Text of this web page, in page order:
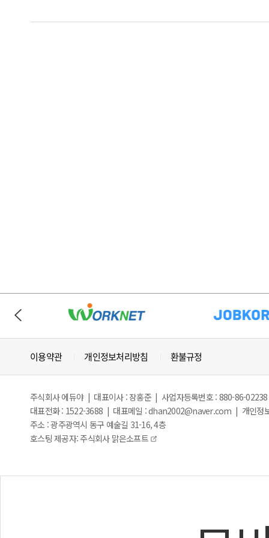
이용약관 개인정보처리방침 환불규정
주식회사 에듀야 | 대표이사 : 장홍준 | 사업자등록번호 : 880-86-
대표전화 : 1522-3688 | 대표메일 : dhan2002@naver.com | 개인정
주소 : 광주광역시 동구 예술길 31-16, 4층
호스팅 제공자: 주식회사 맑은소프트